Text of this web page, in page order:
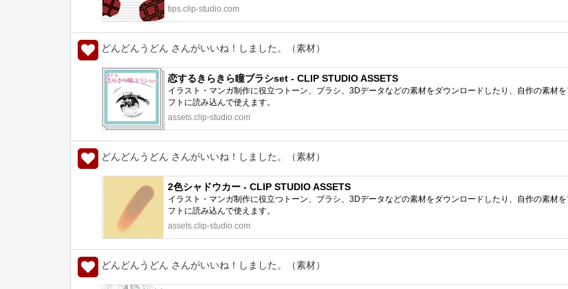
tips.clip-studio.com
どんどんうどん さんがいいね！しました。（素材）
恋するきらきら瞳ブラシset - CLIP STUDIO ASSETS
イラスト・マンガ制作に役立つトーン、ブラシ、3Dデータなどの素材をダウンロードしたり、自作の素材
フトに読み込んで使えます。
assets.clip-studio.com
どんどんうどん さんがいいね！しました。（素材）
2色シャドウカー - CLIP STUDIO ASSETS
イラスト・マンガ制作に役立つトーン、ブラシ、3Dデータなどの素材をダウンロードしたり、自作の素材
フトに読み込んで使えます。
assets.clip-studio.com
どんどんうどん さんがいいね！しました。（素材）